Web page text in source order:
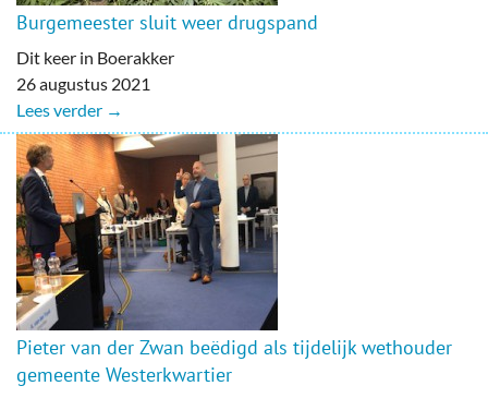
Burgemeester sluit weer drugspand
Dit keer in Boerakker
26 augustus 2021
Lees verder →
Pieter van der Zwan beëdigd als tijdelijk wethouder
gemeente Westerkwartier